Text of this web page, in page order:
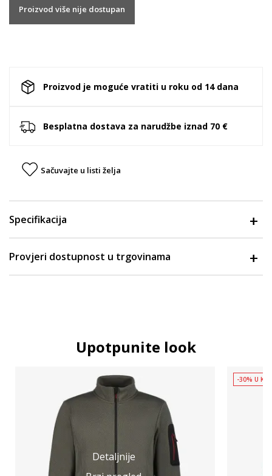
Proizvod više nije dostupan
Proizvod je moguće vratiti u roku od 14 dana
Besplatna dostava za narudžbe iznad 70 €
Sačuvajte u listi želja
Specifikacija
Provjeri dostupnost u trgovinama
Upotpunite look
Detaljnije
-30% U